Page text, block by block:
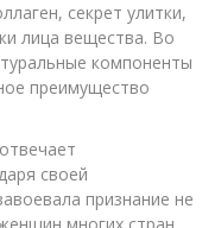
секрет улитки,
лица вещества. Во
компоненты
преимущество
своей
признание не